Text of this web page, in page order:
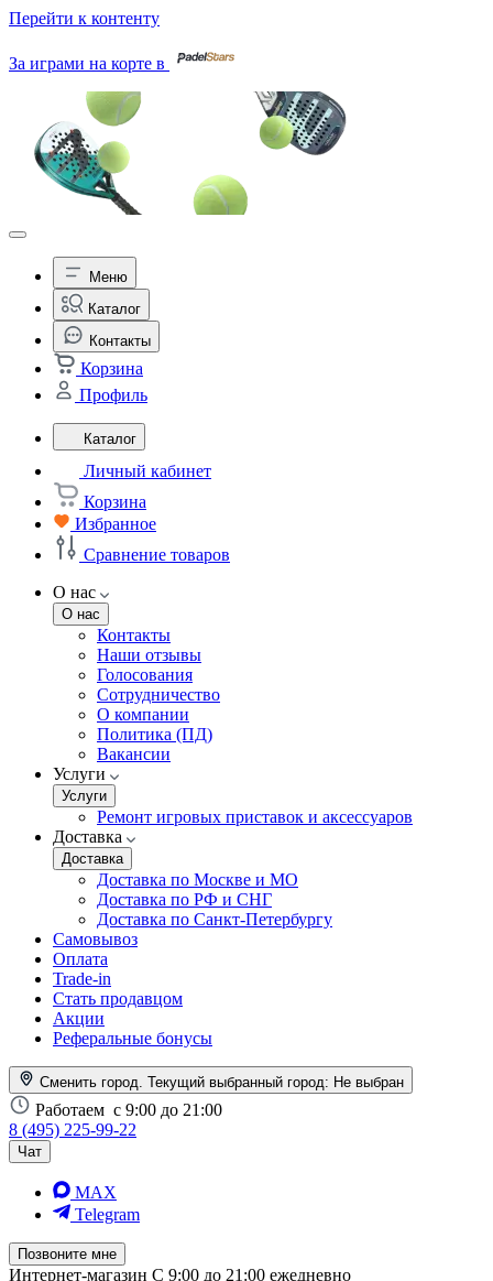
Перейти к контенту
За играми на корте в
Меню
Каталог
Контакты
Корзина
Профиль
Каталог
Личный кабинет
Корзина
Избранное
Сравнение товаров
О нас
О нас
Контакты
Наши отзывы
Голосования
Сотрудничество
О компании
Политика (ПД)
Вакансии
Услуги
Услуги
Ремонт игровых приставок и аксессуаров
Доставка
Доставка
Доставка по Москве и МО
Доставка по РФ и СНГ
Доставка по Санкт-Петербургу
Самовывоз
Оплата
Trade-in
Стать продавцом
Акции
Реферальные бонусы
Сменить город. Текущий выбранный город: Не выбран
Работаем с 9:00 до 21:00
8 (495) 225-99-22
Чат
MAX
Telegram
Позвоните мне
Интернет-магазин С 9:00 до 21:00 ежедневно